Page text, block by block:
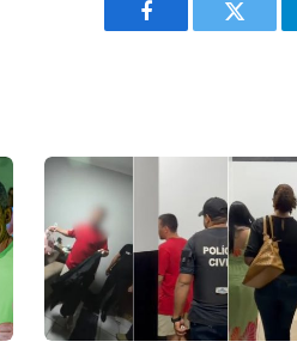
Facebook Twitter